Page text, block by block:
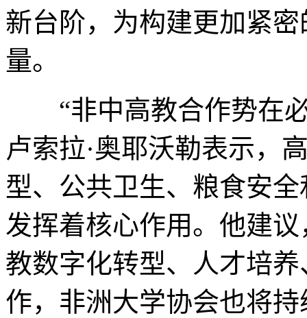
新台阶，为构建更加紧
量。
“非中高教合作势在必
卢索拉·奥耶沃勒表示，
型、公共卫生、粮食安
发挥着核心作用。他建
教数字化转型、人才培
作，非洲大学协会也将